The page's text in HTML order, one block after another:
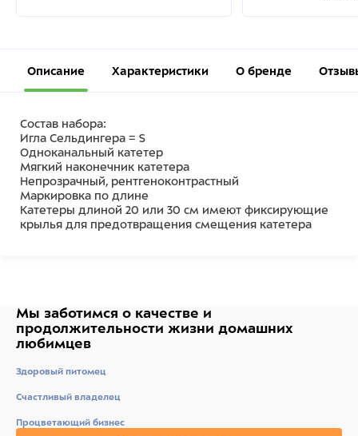
Описание Характеристики О бренде
Состав набора:
Игла Сельдингера = S
Одноканальный катетер
Мягкий наконечник катетера
Непрозрачный, рентгеноконтрастный
Маркировка по длине
Катетеры длиной 20 или 30 см имеют фиксирующие
крылья для предотвращения смещения катетера
Мы заботимся о качестве и
продолжительности жизни домашних
любимцев
Здоровый питомец
Счастливый владелец
Процветающий бизнес